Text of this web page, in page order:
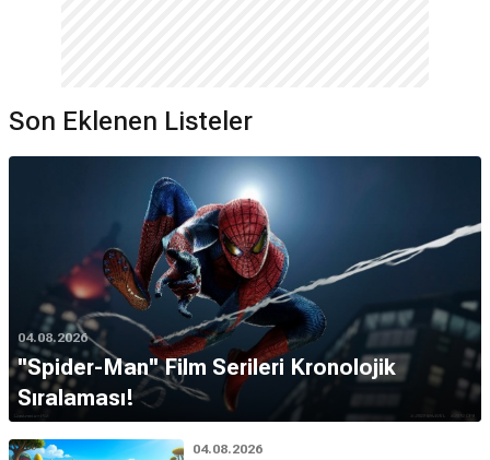
Son Eklenen Listeler
04.08.2026
''Spider-Man'' Film Serileri Kronolojik
Sıralaması!
04.08.2026